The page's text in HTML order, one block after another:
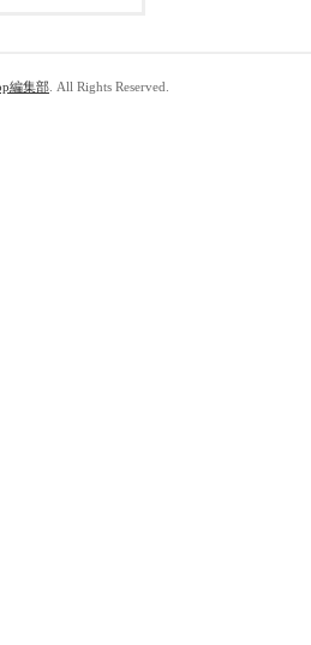
編集部 . All Rights Reserved.